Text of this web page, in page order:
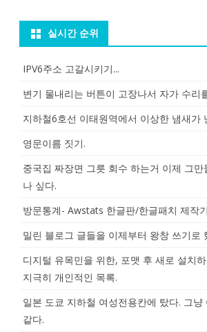
실시간 순위
IPV6주소 고갈시키기...
변기 물내리는 버튼이 고장나서 자가 수리
지하철6호선 이태원역에서 이상한 냄새가
영문이름 짓기.
중국집 짜장면 그릇 회수 하는거 이제 그
나 싶다.
방문통계- Awstats 한글판/한글패치 제작기
밀린 블로그 글들을 이제부터 왕창 쓰기로
디지털 유목민을 위한, 포맷 후 새로 설치
지극히 개인적인 목록.
일본 도쿄 지하철 여성전용칸에 탔다. 그냥
같다.